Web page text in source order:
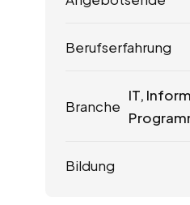
Berufserfahrung
Branche
IT,
Bildung